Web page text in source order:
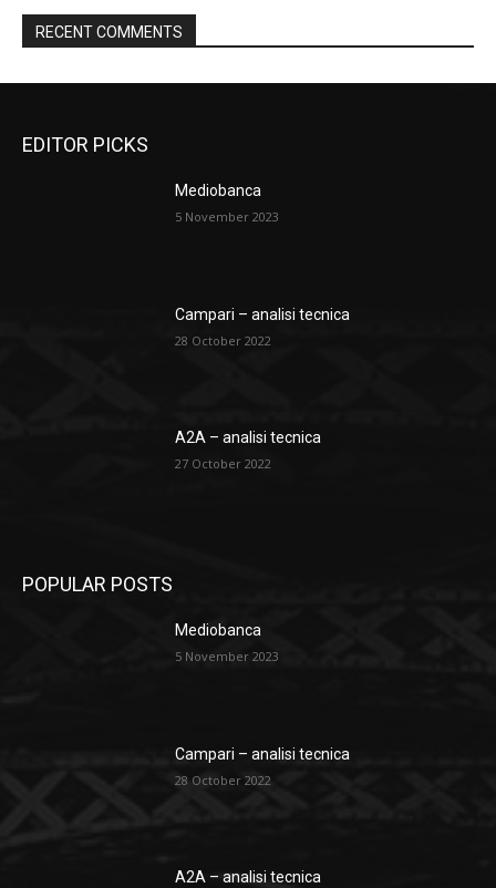
RECENT COMMENTS
EDITOR PICKS
Mediobanca
5 November 2023
Campari – analisi tecnica
28 October 2022
A2A – analisi tecnica
27 October 2022
POPULAR POSTS
Mediobanca
5 November 2023
Campari – analisi tecnica
28 October 2022
A2A – analisi tecnica